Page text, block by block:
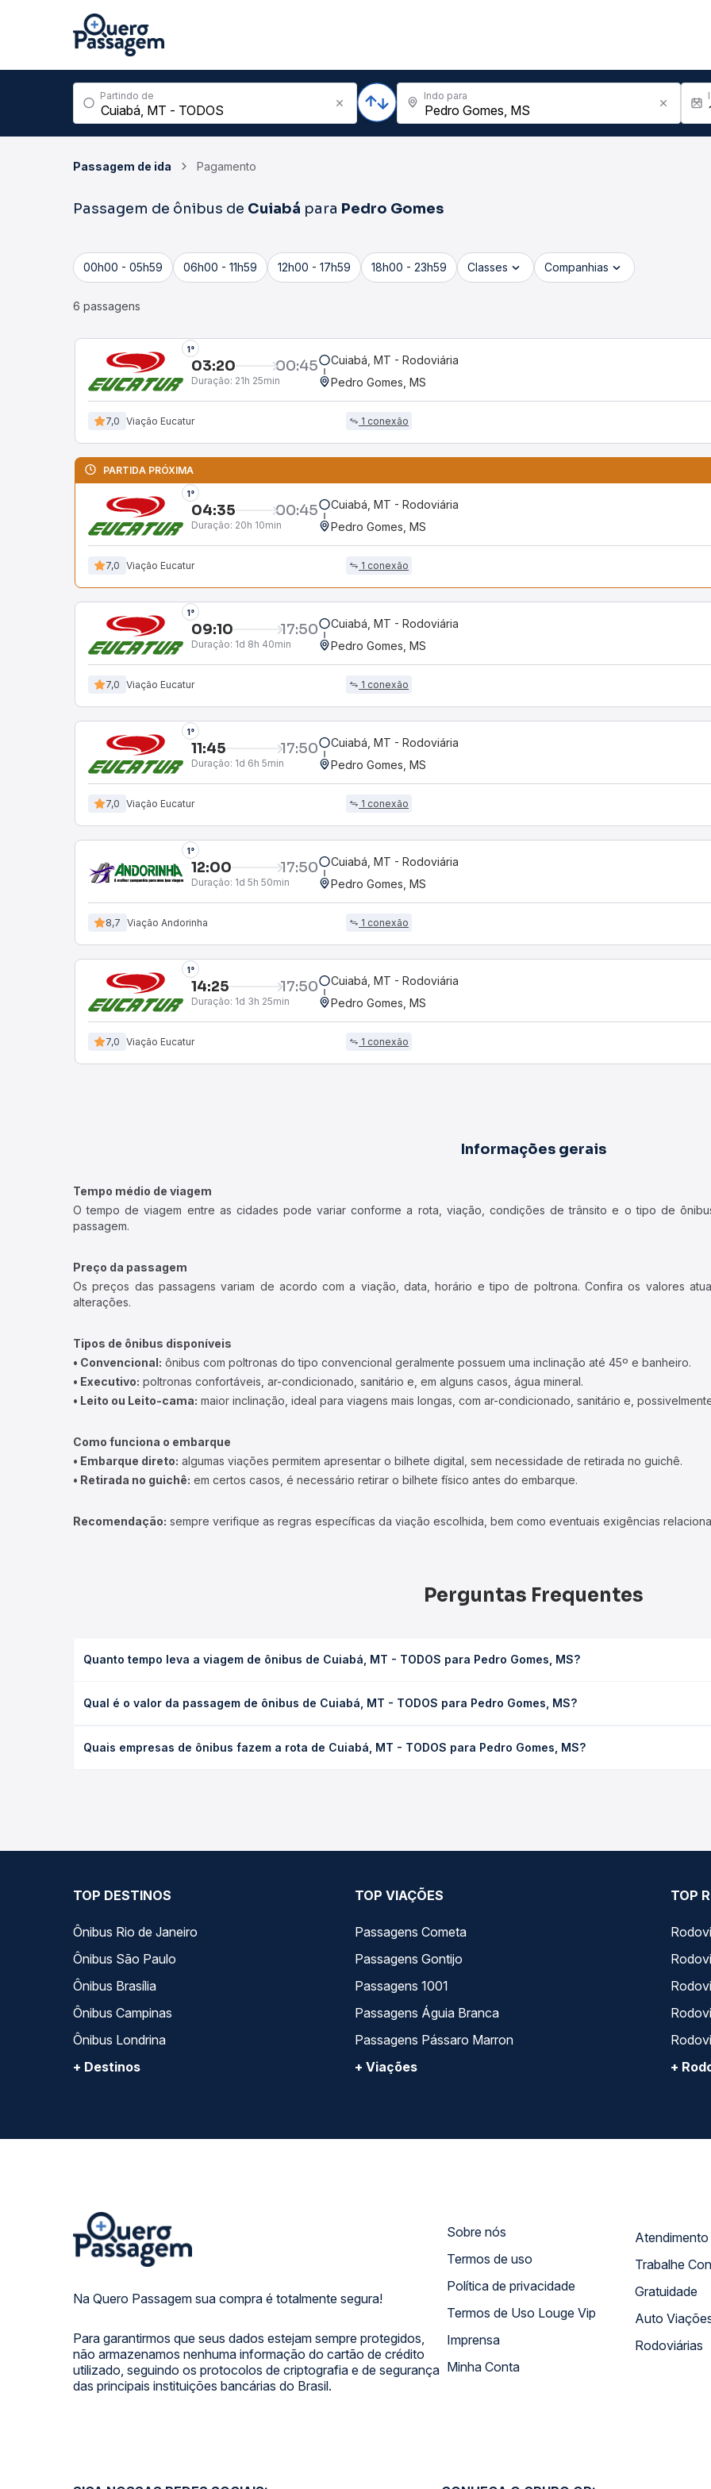
Partindo de Indo para
Passagem de ida Pagamento
Passagem de ônibus de Cuiabá para Pedro Gomes
00h00 - 05h59 06h00 - 11h59 12h00 - 17h59 18h00 - 23h59 Classes Companhias
6 passagens
1°
03:20 00:45
Duração: 21h 25min
Cuiabá, MT - Rodoviária
Pedro Gomes, MS
7,0 Viação Eucatur 1 conexão
PARTIDA PRÓXIMA
1°
04:35 00:45
Duração: 20h 10min
Cuiabá, MT - Rodoviária
Pedro Gomes, MS
7,0 Viação Eucatur 1 conexão
1°
09:10 17:50
Duração: 1d 8h 40min
Cuiabá, MT - Rodoviária
Pedro Gomes, MS
7,0 Viação Eucatur 1 conexão
1°
11:45 17:50
Duração: 1d 6h 5min
Cuiabá, MT - Rodoviária
Pedro Gomes, MS
7,0 Viação Eucatur 1 conexão
1°
12:00 17:50
Duração: 1d 5h 50min
Cuiabá, MT - Rodoviária
Pedro Gomes, MS
8,7 Viação Andorinha 1 conexão
1°
14:25 17:50
Duração: 1d 3h 25min
Cuiabá, MT - Rodoviária
Pedro Gomes, MS
7,0 Viação Eucatur 1 conexão
Informações gerais
Tempo médio de viagem
O tempo de viagem entre as cidades pode variar conforme a rota, viação, condições de trânsito e o tipo de
passagem.
Preço da passagem
Os preços das passagens variam de acordo com a viação, data, horário e tipo de poltrona. Confira os valores
alterações.
Tipos de ônibus disponíveis
• Convencional: ônibus com poltronas do tipo convencional geralmente possuem uma inclinação até 45º e banheiro.
• Executivo: poltronas confortáveis, ar-condicionado, sanitário e, em alguns casos, água mineral.
• Leito ou Leito-cama: maior inclinação, ideal para viagens mais longas, com ar-condicionado, sanitário e,
Como funciona o embarque
• Embarque direto: algumas viações permitem apresentar o bilhete digital, sem necessidade de retirada no guichê.
• Retirada no guichê: em certos casos, é necessário retirar o bilhete físico antes do embarque.
Recomendação: sempre verifique as regras específicas da viação escolhida, bem como eventuais exigências
Perguntas Frequentes
Quanto tempo leva a viagem de ônibus de Cuiabá, MT - TODOS para Pedro Gomes, MS?
executivo ou leito) e as condições de tráfego. Na Quero Passagem você consulta os horários disponíveis e vê a
Qual é o valor da passagem de ônibus de Cuiabá, MT - TODOS para Pedro Gomes, MS?
de poltrona e a antecedência da compra. Na Quero Passagem você compara os preços de todas as viações em
Quais empresas de ônibus fazem a rota de Cuiabá, MT - TODOS para Pedro Gomes, MS?
TOP DESTINOS
Ônibus Rio de Janeiro
Ônibus São Paulo
Ônibus Brasília
Ônibus Campinas
Ônibus Londrina
+ Destinos
TOP VIAÇÕES
Passagens Cometa
Passagens Gontijo
Passagens 1001
Passagens Águia Branca
Passagens Pássaro Marron
+ Viações
TOP
+
Na Quero Passagem sua compra é totalmente segura!
Para garantirmos que seus dados estejam sempre protegidos,
não armazenamos nenhuma informação do cartão de crédito
utilizado, seguindo os protocolos de criptografia e de segurança
das principais instituições bancárias do Brasil.
Sobre nós
Termos de uso
Política de privacidade
Termos de Uso Louge Vip
Imprensa
Minha Conta
Trabalhe
Gratuidade
Auto
Rodoviárias